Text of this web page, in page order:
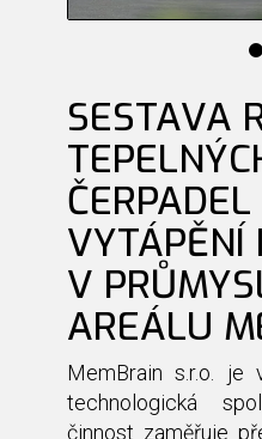
SESTAVA
VYTÁPĚNÍ
V
AREÁLU
MemBrain s.r.o. je
technologická
činnost zaměřuje